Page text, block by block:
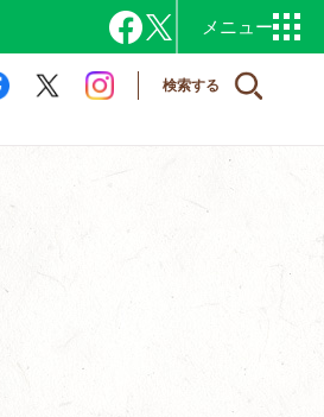
検索する